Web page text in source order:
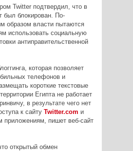
Twitter подтвердил, что в
был блокирован. По-
образом власти пытаются
использовать социальную
антиправительственной
которая позволяет
телефонов и
короткие текстовые
Египта не работает
в результате чего нет
к сайту Twitter.com и
приложениям, пишет веб-сайт
открытый обмен